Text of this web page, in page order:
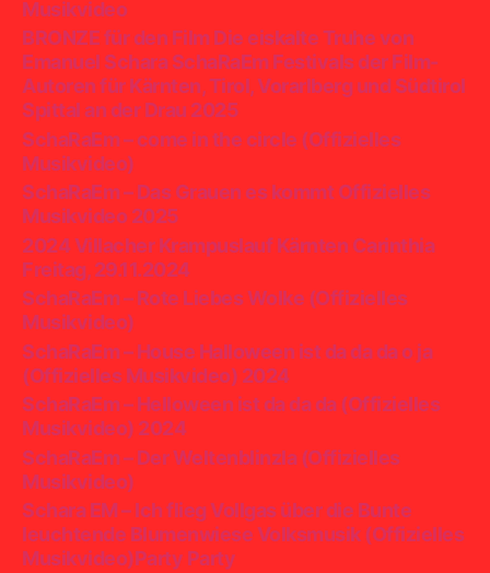
Musikvideo
BRONZE für den Film Die eiskalte Truhe von
Emanuel Schara SchaRaEm Festivals der Film-
Autoren für Kärnten, Tirol, Vorarlberg und Südtirol
Spittal an der Drau 2025
SchaRaEm – come in the circle (Offizielles
Musikvideo)
SchaRaEm – Das Grauen es kommt Offizielles
Musikvideo 2025
2024 Villacher Krampuslauf Kärnten Carinthia
Freitag, 29.11.2024
SchaRaEm – Rote Liebes Wolke (Offizielles
Musikvideo)
SchaRaEm – House Halloween ist da da da o ja
(Offizielles Musikvideo) 2024
SchaRaEm – Helloween ist da da da (Offizielles
Musikvideo) 2024
SchaRaEm – Der Weltenblinzla (Offizielles
Musikvideo)
Schara EM – Ich flieg Vollgas über die Bunte
leuchtende Blumenwiese Volksmusik (Offizielles
Musikvideo)Party Party